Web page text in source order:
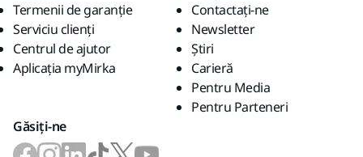
Termenii de garanție
Serviciu clienți
Centrul de ajutor
Aplicația myMirka
Contactaţi-ne
Newsletter
Știri
Carieră
Pentru Media
Pentru Parteneri
Găsiți-ne